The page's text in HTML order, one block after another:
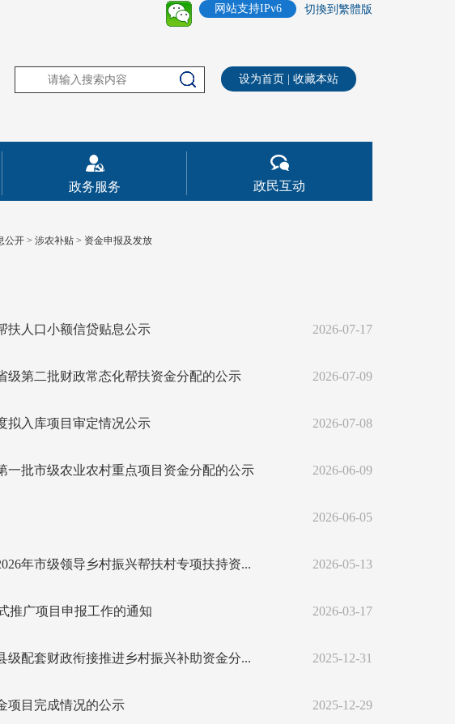
切換到繁體版
网站支持IPv6
设为首页 收藏本站
政务服务 政民互动
公开 > 涉农补贴 > 资金申报及发放
扶人口小额信贷贴息公示 2026-07-17
级第二批财政常态化帮扶资金分配的公示 2026-07-09
拟入库项目审定情况公示 2026-07-08
一批市级农业农村重点项目资金分配的公示 2026-06-09
2026-06-05
年市级领导乡村振兴帮扶村专项扶持资... 2026-05-13
推广项目申报工作的通知 2026-03-17
级配套财政衔接推进乡村振兴补助资金分... 2025-12-31
项目完成情况的公示 2025-12-29